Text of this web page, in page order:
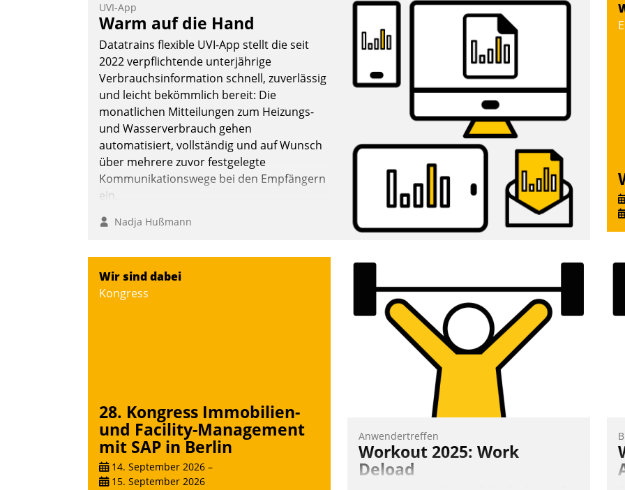
UVI-App
Warm auf die Hand
Datatrains flexible UVI-App stellt die seit
2022 verpflichtende unterjährige
Verbrauchsinformation schnell, zuverlässig
und leicht bekömmlich bereit: Die
monatlichen Mitteilungen zum Heizungs-
und Wasserverbrauch gehen
automatisiert, vollständig und auf Wunsch
über mehrere zuvor festgelegte
Kommunikationswege bei den Empfängern
ein.
Nadja Hußmann
Wir sind dabei
Kongress
28. Kongress Immobilien-
und Facility-Management
mit SAP in Berlin
14. September 2026 –
15. September 2026
Anwendertreffen
Workout 2025: Work
Deload